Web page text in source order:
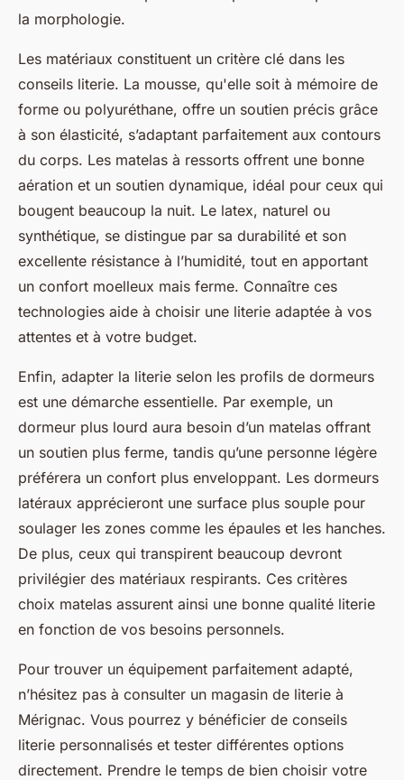
la morphologie.
Les matériaux constituent un critère clé dans les
conseils literie. La mousse, qu'elle soit à mémoire de
forme ou polyuréthane, offre un soutien précis grâce
à son élasticité, s’adaptant parfaitement aux contours
du corps. Les matelas à ressorts offrent une bonne
aération et un soutien dynamique, idéal pour ceux qui
bougent beaucoup la nuit. Le latex, naturel ou
synthétique, se distingue par sa durabilité et son
excellente résistance à l’humidité, tout en apportant
un confort moelleux mais ferme. Connaître ces
technologies aide à choisir une literie adaptée à vos
attentes et à votre budget.
Enfin, adapter la literie selon les profils de dormeurs
est une démarche essentielle. Par exemple, un
dormeur plus lourd aura besoin d’un matelas offrant
un soutien plus ferme, tandis qu’une personne légère
préférera un confort plus enveloppant. Les dormeurs
latéraux apprécieront une surface plus souple pour
soulager les zones comme les épaules et les hanches.
De plus, ceux qui transpirent beaucoup devront
privilégier des matériaux respirants. Ces critères
choix matelas assurent ainsi une bonne qualité literie
en fonction de vos besoins personnels.
Pour trouver un équipement parfaitement adapté,
n’hésitez pas à consulter un magasin de literie à
Mérignac. Vous pourrez y bénéficier de conseils
literie personnalisés et tester différentes options
directement. Prendre le temps de bien choisir votre